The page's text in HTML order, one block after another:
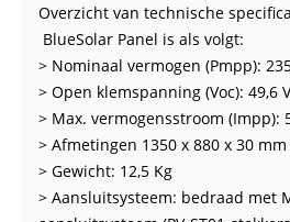
Overzicht van technische
BlueSolar Panel is als volgt:
> Nominaal vermogen (Pmpp):
> Open klemspanning (Voc): 49,6
> Max. vermogensstroom (Impp):
> Afmetingen 1350 x 880 x 30 mm
> Gewicht: 12,5 Kg
> Aansluitsysteem: bedraad met